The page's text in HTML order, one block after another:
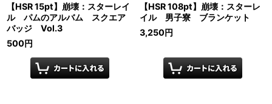
【HSR 15pt】崩壊：スターレイ
ル パムのアルバム スクエア
バッジ Vol.3
500円
【HSR 108pt】崩壊：スターレ
イル 男子寮 ブランケット
3,250円